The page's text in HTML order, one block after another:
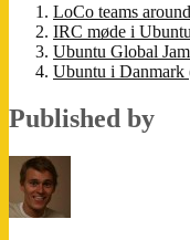
LoCo teams
IRC møde i
Ubuntu Global
Ubuntu i Danmark
Published by